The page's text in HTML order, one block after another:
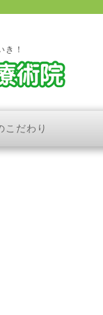
き！
こだわり